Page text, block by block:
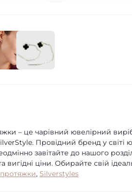
– це чарівний ювелірний
Провідний бренд у світі
завітайте до нашого
вигідні ціни. Обирайте свій
, Silverstyles